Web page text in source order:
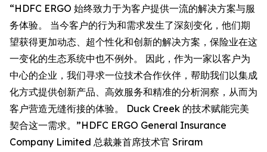
“HDFC ERGO 始终致力于为客户提供一流的解决方案与服
务体验。 当今客户的行为和需求发生了深刻变化，他们期
望获得更加动态、超个性化和创新的解决方案，保险业在这
一变化的生态系统中也不例外。 因此，作为一家以客户为
中心的企业，我们寻求一位技术合作伙伴，帮助我们以集成
化方式提供创新产品、高效服务和精准的分析洞察，从而为
客户营造无缝衔接的体验。 Duck Creek 的技术赋能完美
契合这一需求。”HDFC ERGO General Insurance
Company Limited 总裁兼首席技术官 Sriram